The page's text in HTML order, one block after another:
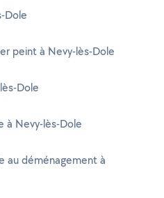
Dole
peint à Nevy-lès-Dole
Dole
à Nevy-lès-Dole
au déménagement à